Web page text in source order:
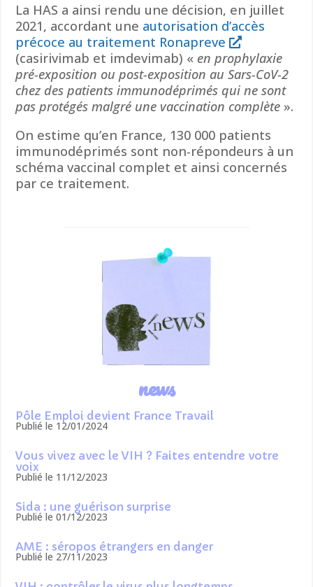
news
Pôle Emploi devient France Travail
Publié le 12/01/2024
Vous vivez avec le VIH ? Faites entendre votre
voix
Publié le 11/12/2023
Sida : une guérison surprise
Publié le 01/12/2023
AME : séropos étrangers en danger
Publié le 27/11/2023
La HAS a ainsi rendu une décision, en juillet
2021, accordant une autorisation d’accès
précoce au traitement Ronapreve
(casirivimab et imdevimab) « en prophylaxie
pré-exposition ou post-exposition au Sars-CoV-2
chez des patients immunodéprimés qui ne sont
pas protégés malgré une vaccination complète ».
On estime qu’en France, 130 000 patients
immunodéprimés sont non-répondeurs à un
schéma vaccinal complet et ainsi concernés
par ce traitement.